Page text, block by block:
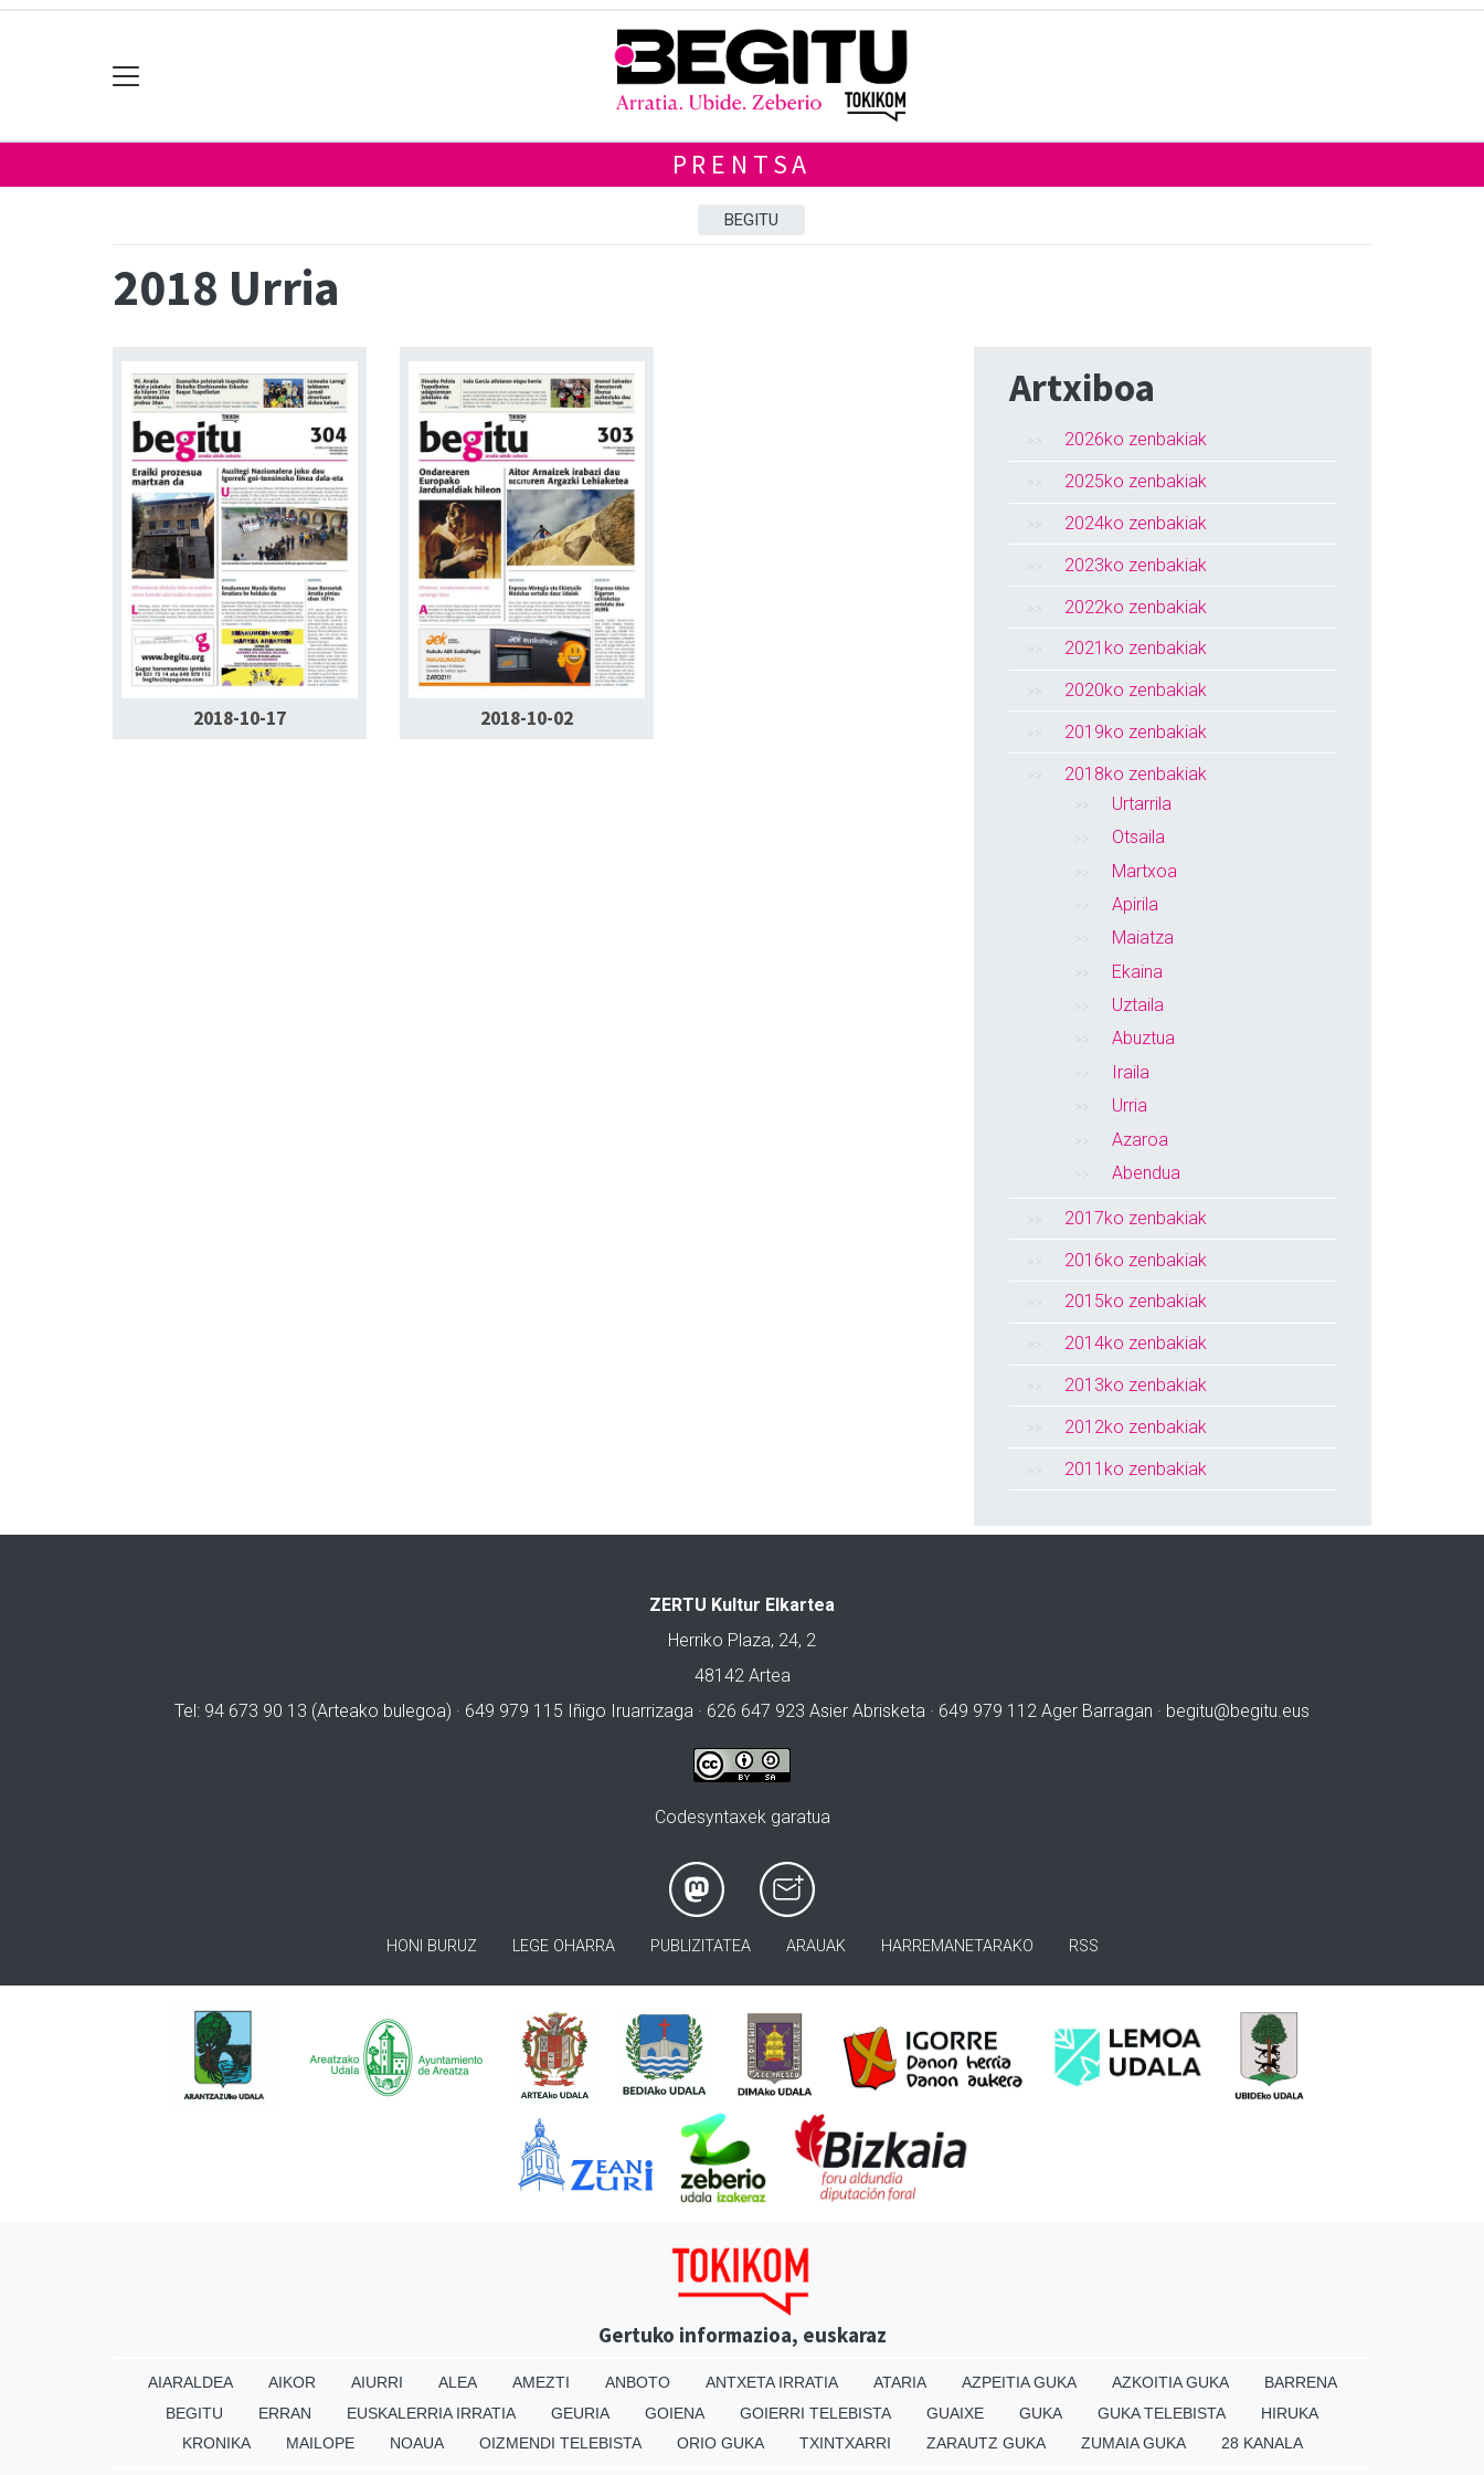
PRENTSA
BEGITU
2018 Urria
2018-10-17 2018-10-02
Artxiboa
2026ko zenbakiak
2025ko zenbakiak
2024ko zenbakiak
2023ko zenbakiak
2022ko zenbakiak
2021ko zenbakiak
2020ko zenbakiak
2019ko zenbakiak
2018ko zenbakiak
Urtarrila
Otsaila
Martxoa
Apirila
Maiatza
Ekaina
Uztaila
Abuztua
Iraila
Urria
Azaroa
Abendua
2017ko zenbakiak
2016ko zenbakiak
2015ko zenbakiak
2014ko zenbakiak
2013ko zenbakiak
2012ko zenbakiak
2011ko zenbakiak
ZERTU Kultur Elkartea
Herriko Plaza, 24, 2
48142 Artea
Tel: 94 673 90 13 (Arteako bulegoa) · 649 979 115 Iñigo Iruarrizaga · 626 647 923 Asier Abrisketa · 649 979 112 Ager Barragan · begitu@begitu.eus
Codesyntaxek garatua
HONI BURUZ LEGE OHARRA PUBLIZITATEA ARAUAK HARREMANETARAKO RSS
Gertuko informazioa, euskaraz
AIARALDEA AIKOR AIURRI ALEA AMEZTI ANBOTO ANTXETA IRRATIA ATARIA AZPEITIA GUKA AZKOITIA GUKA
BARRENA
BEGITU
ERRAN EUSKALERRIA IRRATIA GEURIA GOIENA GOIERRI TELEBISTA GUAIXE GUKA GUKA TELEBISTA
HIRUKA
KRONIKA
MAILOPE NOAUA OIZMENDI TELEBISTA ORIO GUKA TXINTXARRI ZARAUTZ GUKA ZUMAIA GUKA 28 KANALA